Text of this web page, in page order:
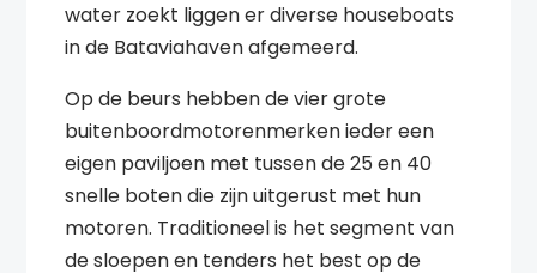
water zoekt liggen er diverse houseboats
in de Bataviahaven afgemeerd.
Op de beurs hebben de vier grote
buitenboordmotorenmerken ieder een
eigen paviljoen met tussen de 25 en 40
snelle boten die zijn uitgerust met hun
motoren. Traditioneel is het segment van
de sloepen en tenders het best op de